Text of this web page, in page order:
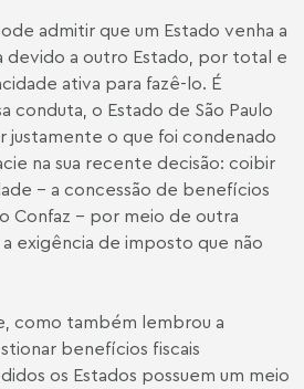
admitir que um Estado venha a
devido a outro Estado, por total e
ativa para fazê-lo. É
conduta, o Estado de São Paulo
justamente o que foi condenado
na sua recente decisão: coibir
- a concessão de benefícios
Confaz - por meio de outra
exigência de imposto que não
como também lembrou a
benefícios fiscais
os Estados possuem um meio